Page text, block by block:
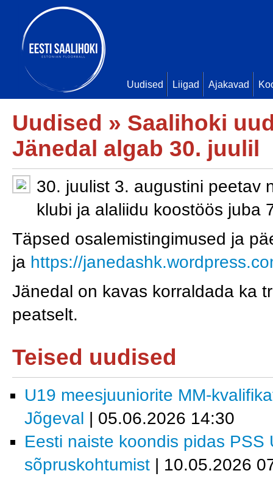
Uudised Liigad Ajakavad
Uudised » Saalihoki
Jänedal algab 30. juulil
30. juulist 3. augustini peetav
klubi ja alaliidu koostöös juba
Täpsed osalemistingimused ja
ja https://
Jänedal on kavas korraldada ka
peatselt.
Teised uudised
U19 meesjuuniorite MM-
Jõgeval | 05.06.2026 14:30
Eesti naiste koondis pidas
sõpruskohtumist | 10.05.2026